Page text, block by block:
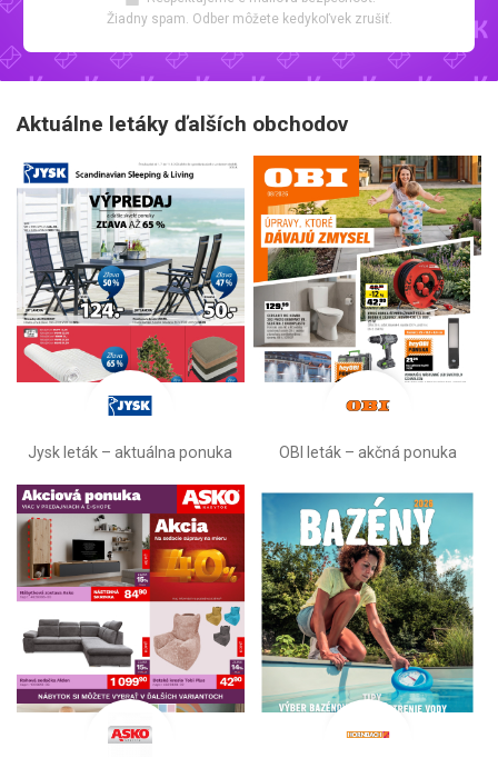
Žiadny spam. Odber môžete kedykoľvek zrušiť.
Aktuálne letáky ďalších obchodov
Jysk leták – aktuálna ponuka OBI leták –⁠ akčná ponuka